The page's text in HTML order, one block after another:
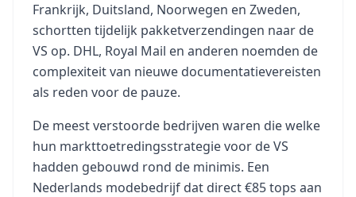
Frankrijk, Duitsland, Noorwegen en Zweden,
schortten tijdelijk pakketverzendingen naar de
VS op. DHL, Royal Mail en anderen noemden de
complexiteit van nieuwe documentatievereisten
als reden voor de pauze.
De meest verstoorde bedrijven waren die welke
hun markttoetredingsstrategie voor de VS
hadden gebouwd rond de minimis. Een
Nederlands modebedrijf dat direct €85 tops aan